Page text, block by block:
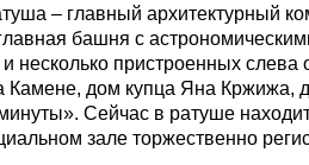
– главный архитектурный
башня с
несколько пристроенных
Камене, дом купца Яна Кржижа,
Сейчас в ратуше
зале торжественно